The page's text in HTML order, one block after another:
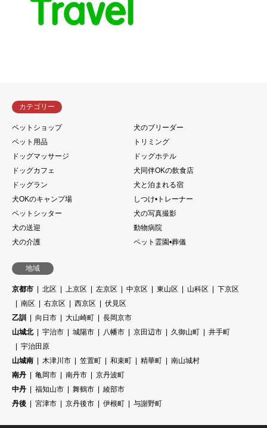
カテゴリー
ペットショップ
犬のブリーダー
ペット用品
トリミング
ドッグマッサージ
ドッグホテル
ドッグカフェ
犬同伴OKの飲食店
ドッグラン
犬と泊まれる宿
犬OKのキャンプ場
しつけ•トレーナー
ペットシッター
犬の写真撮影
犬の送迎
動物病院
犬の介護
ペット霊園•葬儀
地域
京都市 北区 上京区 左京区 中京区 東山区 山科区
下京区
南区
右京区 西京区
伏見区
乙訓
向日市 大山崎町
長岡京市
山城北
宇治市 城陽市 八幡市 京田辺市 久御山町
井手町
宇治田原
山城南
木津川市 笠置町 和束町 精華町
南山城村
南丹
亀岡市 南丹市
京丹波町
中丹
福知山市 舞鶴市
綾部市
丹後
宮津市 京丹後市 伊根町 与謝野町